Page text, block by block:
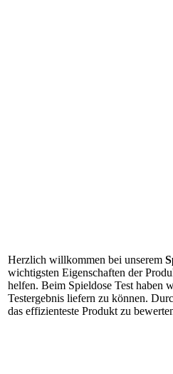
Herzlich willkommen bei unserem
wichtigsten Eigenschaften der
helfen. Beim Spieldose Test haben
Testergebnis liefern zu können.
das effizienteste Produkt zu